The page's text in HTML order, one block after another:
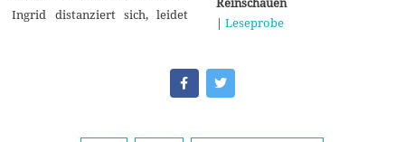
Ingrid distanziert sich, leidet
| Leseprobe